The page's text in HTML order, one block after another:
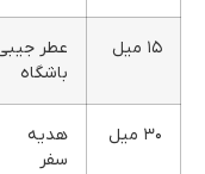
۱۵ میل
عطر
باشگاه
۳۰ میل
هدیه
سفر